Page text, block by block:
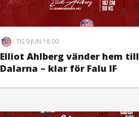
TIS 9 JUN 18:00
Elliot Ahlberg vänder hem till
Dalarna – klar för Falu IF